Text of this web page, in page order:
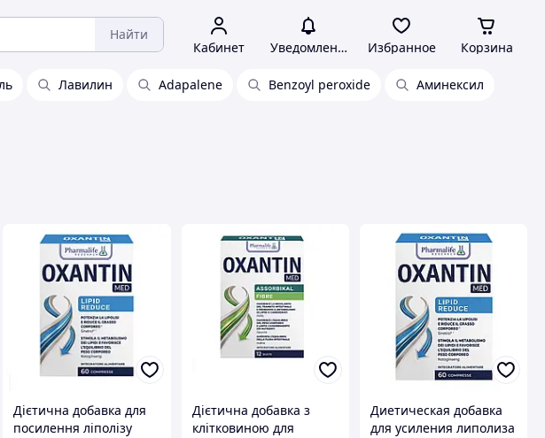
Найти
Кабинет Уведомления Избранное Корзина
Лавилин Adapalene Benzoyl peroxide Аминексил
Дієтична добавка для
посилення ліполізу
Дієтична добавка з
клітковиною для
Диетическая добавка
для усиления липолиза